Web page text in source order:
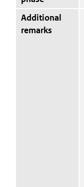
Additional
remarks